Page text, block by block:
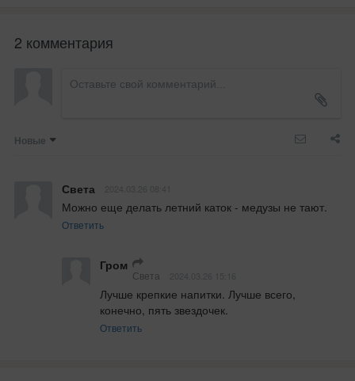
2 комментария
Новые
Света
Можно еще делать летний каток - медузы не тают.
Ответить
Гром
Света
Лучше крепкие напитки. Лучше всего,
конечно, пять звездочек.
Ответить